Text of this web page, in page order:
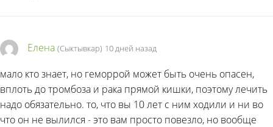
Елена (Сыктывкар) 10 дней назад
мало кто знает, но геморрой может быть очень опасен,
вплоть до тромбоза и рака прямой кишки, поэтому лечить
надо обязательно. то, что вы 10 лет с ним ходили и ни во
что он не вылился - это вам просто повезло, но вообще